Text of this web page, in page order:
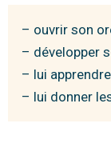
– ouvrir son
– développer
– lui
– lui donner